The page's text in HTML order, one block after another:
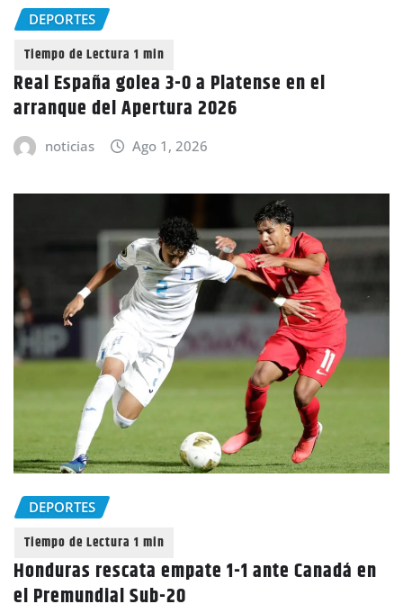
DEPORTES
Real España golea 3-0 a Platense en el
arranque del Apertura 2026
noticias Ago 1, 2026
DEPORTES
Honduras rescata empate 1-1 ante Canadá en
el Premundial Sub-20